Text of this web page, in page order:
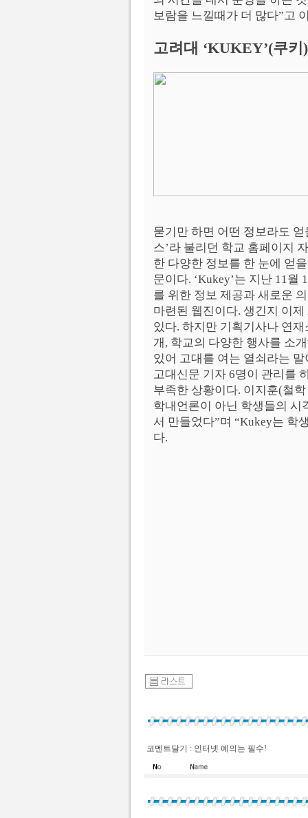
보람을 느낄때가 더 많다”고
고려대 ‘KUKEY’(쿠
묻기만 하면 어떤 정보라도
스’라 불리던 학교 홈페이지
한 다양한 정보를 한 눈에 얻
문이다. ‘Kukey’는 지난 11
를 위한 정보 제공과 새로운
마련된 웹진이다. 생긴지 이
있다. 하지만 기획기사나 연
개, 학교의 다양한 행사를 소
있어 고대를 여는 열쇠라는
고대신문 기자 6명이 관리를
부족한 상황이다. 이지훈(철
학내언론이 아닌 학생들의 시
서 만들었다”며 “Kukey는 학
다.
코멘트달기 : 인터넷 예의는 필수!